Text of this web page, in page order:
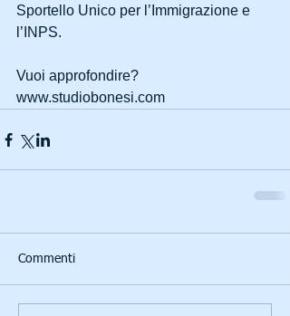
Sportello Unico per l’Immigrazione e
l’INPS.
Vuoi approfondire?
www.studiobonesi.com
Commenti